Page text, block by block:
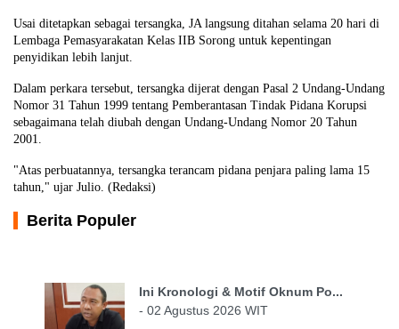
Usai ditetapkan sebagai tersangka, JA langsung ditahan selama 20 hari di
Lembaga Pemasyarakatan Kelas IIB Sorong untuk kepentingan
penyidikan lebih lanjut.
Dalam perkara tersebut, tersangka dijerat dengan Pasal 2 Undang-Undang
Nomor 31 Tahun 1999 tentang Pemberantasan Tindak Pidana Korupsi
sebagaimana telah diubah dengan Undang-Undang Nomor 20 Tahun
2001.
"Atas perbuatannya, tersangka terancam pidana penjara paling lama 15
tahun," ujar Julio. (Redaksi)
Berita Populer
Ini Kronologi & Motif Oknum Po...
- 02 Agustus 2026 WIT